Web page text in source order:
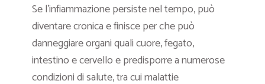
Se l’infiammazione persiste nel tempo, può
diventare cronica e finisce per che può
danneggiare organi quali cuore, fegato,
intestino e cervello e predisporre a numerose
condizioni di salute, tra cui malattie